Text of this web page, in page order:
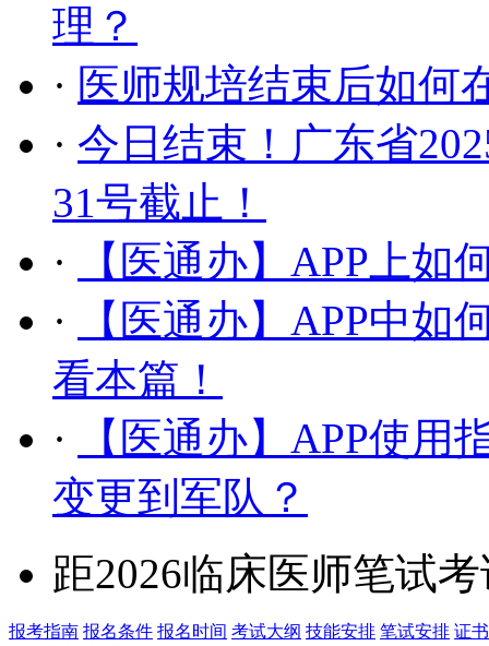
理？
· 医师规培结束后如何
· 今日结束！广东省
31号截止！
·
【医通办】APP上
·
【医通办】APP中
看本篇！
·
【医通办】APP使
变更到军队？
距2026临床医师笔试
报考指南 报名条件 报名时间 考试大纲 技能安排 笔试安排 证